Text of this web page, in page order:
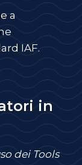
a
IAF.
in
dei Tools